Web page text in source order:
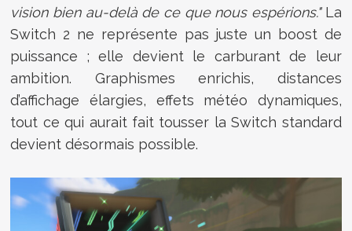
vision bien au-delà de ce que nous espérions." La
Switch 2 ne représente pas juste un boost de
puissance ; elle devient le carburant de leur
ambition. Graphismes enrichis, distances
d’affichage élargies, effets météo dynamiques,
tout ce qui aurait fait tousser la Switch standard
devient désormais possible.